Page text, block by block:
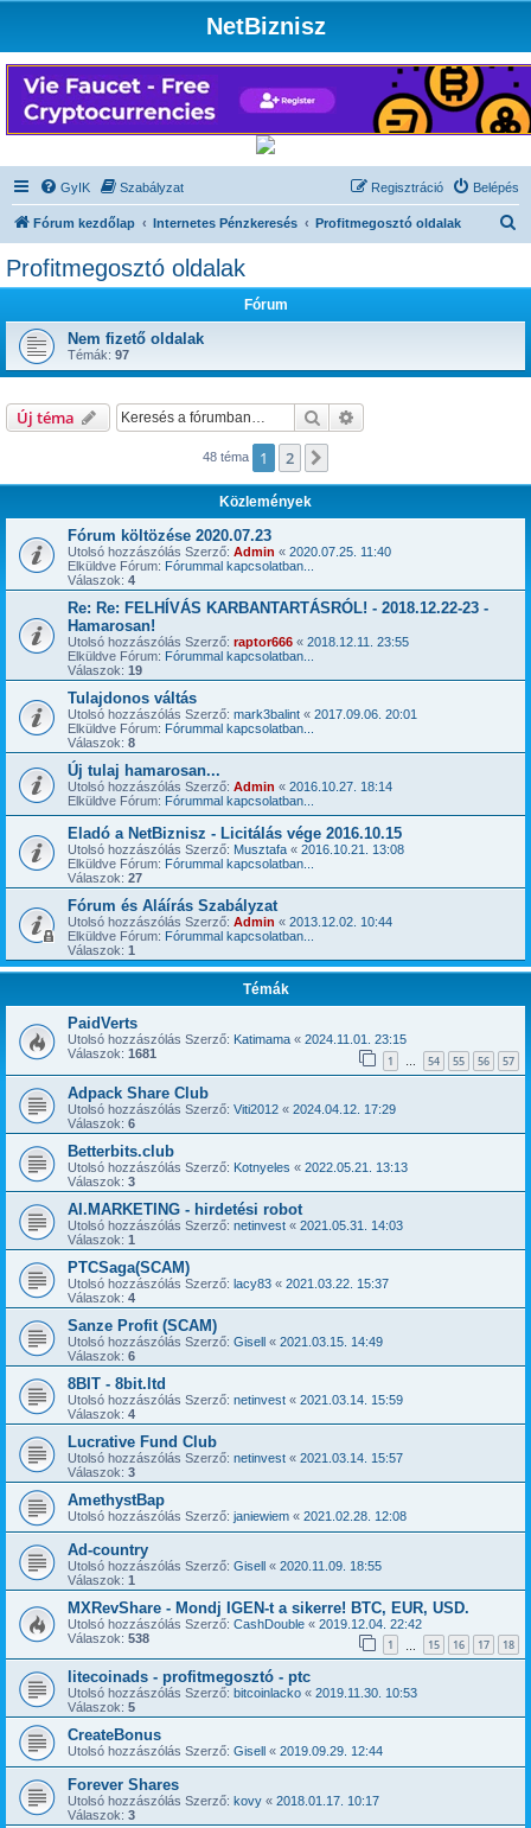
NetBiznisz
GyIK Szabályzat Belépés
Regisztráció
Fórum kezdőlap Internetes Pénzkeresés Profitmegosztó oldalak
Profitmegosztó oldalak
Fórum
Nem fizető oldalak
Témák: 97
Új téma Keresés
48 téma 1 2
Közlemények
Fórum költözése 2020.07.23
Utolsó hozzászólás Szerző: Admin « 2020.07.25. 11:40
Elküldve Fórum: Fórummal kapcsolatban...
Válaszok: 4
Re: Re: FELHÍVÁS KARBANTARTÁSRÓL! - 2018.12.22-23 -
Hamarosan!
Utolsó hozzászólás Szerző: raptor666 « 2018.12.11. 23:55
Elküldve Fórum: Fórummal kapcsolatban...
Válaszok: 19
Tulajdonos váltás
Utolsó hozzászólás Szerző: mark3balint « 2017.09.06. 20:01
Elküldve Fórum: Fórummal kapcsolatban...
Válaszok: 8
Új tulaj hamarosan...
Utolsó hozzászólás Szerző: Admin « 2016.10.27. 18:14
Elküldve Fórum: Fórummal kapcsolatban...
Eladó a NetBiznisz - Licitálás vége 2016.10.15
Utolsó hozzászólás Szerző: Musztafa « 2016.10.21. 13:08
Elküldve Fórum: Fórummal kapcsolatban...
Válaszok: 27
Fórum és Aláírás Szabályzat
Utolsó hozzászólás Szerző: Admin « 2013.12.02. 10:44
Elküldve Fórum: Fórummal kapcsolatban...
Válaszok: 1
Témák
PaidVerts
Utolsó hozzászólás Szerző: Katimama « 2024.11.01. 23:15
Válaszok: 1681 1 … 54 55 56 57
Adpack Share Club
Utolsó hozzászólás Szerző: Viti2012 « 2024.04.12. 17:29
Válaszok: 6
Betterbits.club
Utolsó hozzászólás Szerző: Kotnyeles « 2022.05.21. 13:13
Válaszok: 3
AI.MARKETING - hirdetési robot
Utolsó hozzászólás Szerző: netinvest « 2021.05.31. 14:03
Válaszok: 1
PTCSaga(SCAM)
Utolsó hozzászólás Szerző: lacy83 « 2021.03.22. 15:37
Válaszok: 4
Sanze Profit (SCAM)
Utolsó hozzászólás Szerző: Gisell « 2021.03.15. 14:49
Válaszok: 6
8BIT - 8bit.ltd
Utolsó hozzászólás Szerző: netinvest « 2021.03.14. 15:59
Válaszok: 4
Lucrative Fund Club
Utolsó hozzászólás Szerző: netinvest « 2021.03.14. 15:57
Válaszok: 3
AmethystBap
Utolsó hozzászólás Szerző: janiewiem « 2021.02.28. 12:08
Ad-country
Utolsó hozzászólás Szerző: Gisell « 2020.11.09. 18:55
Válaszok: 1
MXRevShare - Mondj IGEN-t a sikerre! BTC, EUR, USD.
Utolsó hozzászólás Szerző: CashDouble « 2019.12.04. 22:42
Válaszok: 538 1 15 16 17 18
litecoinads - profitmegosztó - ptc
Utolsó hozzászólás Szerző: bitcoinlacko « 2019.11.30. 10:53
Válaszok: 5
CreateBonus
Utolsó hozzászólás Szerző: Gisell « 2019.09.29. 12:44
Forever Shares
Utolsó hozzászólás Szerző: kovy « 2018.01.17. 10:17
Válaszok: 3